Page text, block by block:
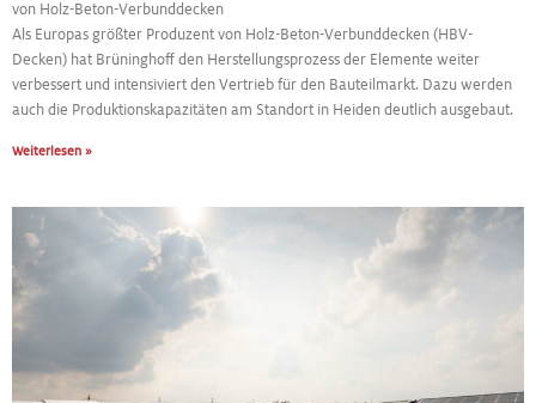
von Holz-Beton-Verbunddecken
Als Europas größter Produzent von Holz-Beton-Verbunddecken (HBV-
Decken) hat Brüninghoff den Herstellungsprozess der Elemente weiter
verbessert und intensiviert den Vertrieb für den Bauteilmarkt. Dazu werden
auch die Produktionskapazitäten am Standort in Heiden deutlich ausgebaut.
Weiterlesen »